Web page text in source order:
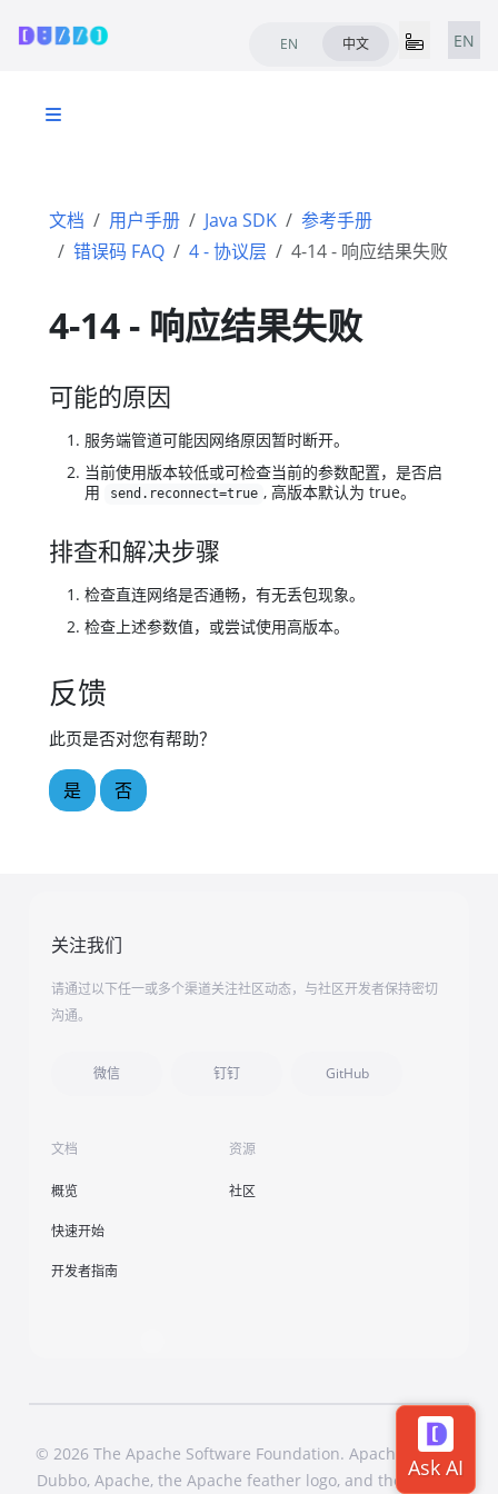
EN 中文 EN
文档 用户手册 Java SDK
参考手册
错误码 FAQ
4 - 协议层 4-14 - 响应结果失败
4-14 - 响应结果失败
可能的原因
服务端管道可能因网络原因暂时断开。
当前使用版本较低或可检查当前的参数配置，是否启
用
send.reconnect=true , 高版本默认为 true。
排查和解决步骤
检查直连网络是否通畅，有无丢包现象。
检查上述参数值，或尝试使用高版本。
反馈
此页是否对您有帮助？
是 否
关注我们
请通过以下任一或多个渠道关注社区动态，与社区开发者保持密切
沟通。
微信 钉钉 GitHub
文档
概览
快速开始
开发者指南
资源
社区
© 2026 The Apache Software Foundation. Apache Dubbo,
Dubbo, Apache, the Apache feather logo, and the Apache